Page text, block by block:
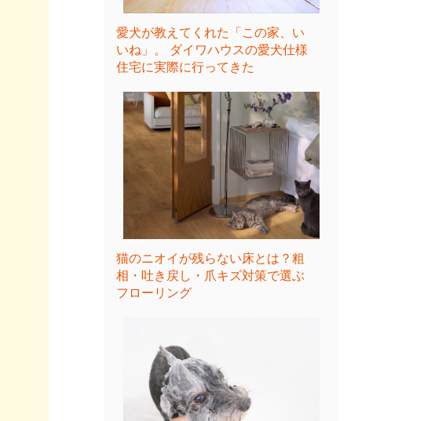
愛犬が教えてくれた「この家、い
いね」。 ダイワハウスの愛犬仕様
住宅に実際に行ってきた
猫のニオイが残らない床とは？粗
相・吐き戻し・爪キズ対策で選ぶ
フローリング